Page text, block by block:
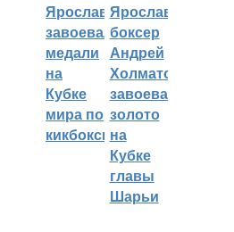
Ярославцы
завоевали
медали
на
Кубке
мира по
кикбоксингу
Ярославский
боксер
Андрей
Холматов
завоевал
золото
на
Кубке
главы
Шарьи